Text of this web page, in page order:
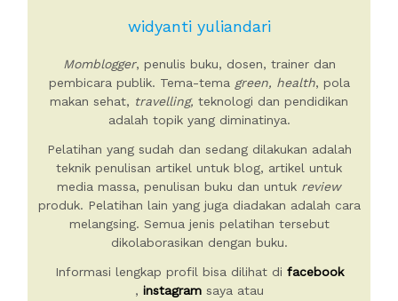
widyanti yuliandari
Momblogger, penulis buku, dosen, trainer dan
pembicara publik. Tema-tema green, health, pola
makan sehat, travelling, teknologi dan pendidikan
adalah topik yang diminatinya.
Pelatihan yang sudah dan sedang dilakukan adalah
teknik penulisan artikel untuk blog, artikel untuk
media massa, penulisan buku dan untuk review
produk. Pelatihan lain yang juga diadakan adalah cara
melangsing. Semua jenis pelatihan tersebut
dikolaborasikan dengan buku.
Informasi lengkap profil bisa dilihat di facebook
, instagramsaya atau